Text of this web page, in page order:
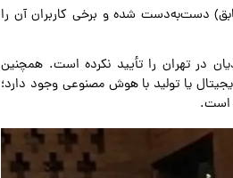
دست‌به‌دست شده و برخی کاربران آن را
در تهران را تأیید نکرده است. همچنین
یا تولید با هوش مصنوعی وجود دارد؛
است.